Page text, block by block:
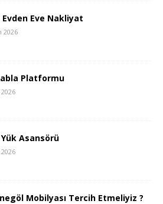
Evden Eve Nakliyat
2026
Platformu
Asansörü
Mobilyası Tercih Etmeliyiz ?